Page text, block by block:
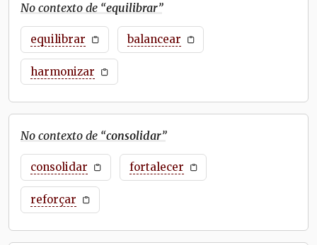
No contexto de “equilibrar”
equilibrar balancear
harmonizar
No contexto de “consolidar”
consolidar fortalecer
reforçar